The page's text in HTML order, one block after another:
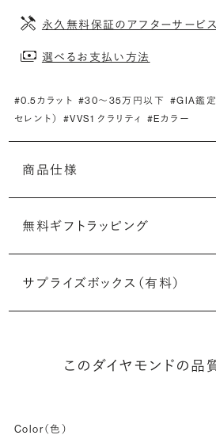
永久無料保証のアフターサービス
選べるお支払い方法
#0.5カラット #30〜35万円以下 #GIA鑑
セレント）
#VVS1 クラリティ #Eカラー
商品仕様
無料ギフトラッピング
サプライズボックス（有料）
このダイヤモンドの品
Color（色）